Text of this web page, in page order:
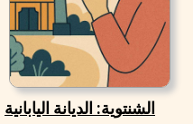
الشنتوية: الديانة اليابانية